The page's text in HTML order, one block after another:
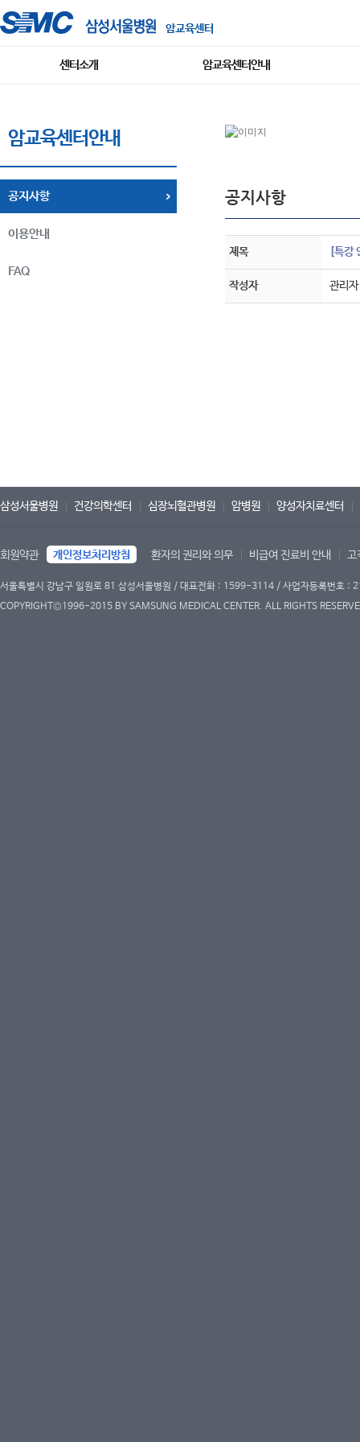
암교육센터
센터소개 암교육센터안내
암교육센터안내
공지사항
이용안내
FAQ
공지사항
제목 [특강
작성자 관리자
삼성서울병원 건강의학센터 심장뇌혈관병원 암병원 양성자치료센터
회원약관 개인정보처리방침 환자의 권리와 의무 비급여 진료비 안내 고
서울특별시 강남구 일원로 81 삼성서울병원 / 대표전화 : 1599-3114 / 사업자등록번호
COPYRIGHT©1996-2015 BY SAMSUNG MEDICAL CENTER. ALL RIGHTS